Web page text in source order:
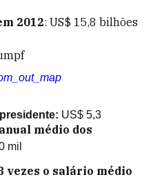
2012: US$ 15,8 bilhões
US$ 5,3
médio dos
mil
vezes o salário médio